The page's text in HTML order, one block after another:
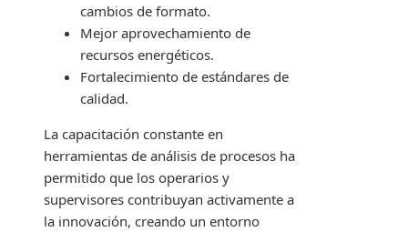
cambios de formato.
Mejor aprovechamiento de
recursos energéticos.
Fortalecimiento de estándares de
calidad.
La capacitación constante en
herramientas de análisis de procesos ha
permitido que los operarios y
supervisores contribuyan activamente a
la innovación, creando un entorno